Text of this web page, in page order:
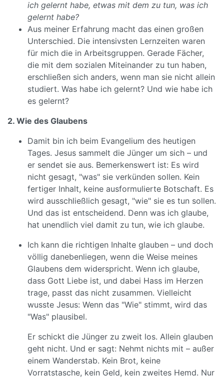
ich gelernt habe, etwas mit dem zu tun, was ich
gelernt habe?
Aus meiner Erfahrung macht das einen großen
Unterschied. Die intensivsten Lernzeiten waren
für mich die in Arbeitsgruppen. Gerade Fächer,
die mit dem sozialen Miteinander zu tun haben,
erschließen sich anders, wenn man sie nicht allein
studiert. Was habe ich gelernt? Und wie habe ich
es gelernt?
2. Wie des Glaubens
Damit bin ich beim Evangelium des heutigen
Tages. Jesus sammelt die Jünger um sich – und
er sendet sie aus. Bemerkenswert ist: Es wird
nicht gesagt, "was" sie verkünden sollen. Kein
fertiger Inhalt, keine ausformulierte Botschaft. Es
wird ausschließlich gesagt, "wie" sie es tun sollen.
Und das ist entscheidend. Denn was ich glaube,
hat unendlich viel damit zu tun, wie ich glaube.
Ich kann die richtigen Inhalte glauben – und doch
völlig danebenliegen, wenn die Weise meines
Glaubens dem widerspricht. Wenn ich glaube,
dass Gott Liebe ist, und dabei Hass im Herzen
trage, passt das nicht zusammen. Vielleicht
wusste Jesus: Wenn das "Wie" stimmt, wird das
"Was" plausibel.
Er schickt die Jünger zu zweit los. Allein glauben
geht nicht. Und er sagt: Nehmt nichts mit – außer
einem Wanderstab. Kein Brot, keine
Vorratstasche, kein Geld, kein zweites Hemd. Nur